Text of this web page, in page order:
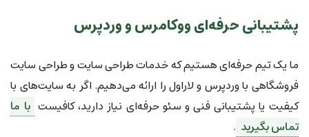
پشتیبانی حرفه‌ای ووکامرس و وردپرس
ما یک تیم حرفه‌ای هستیم که خدمات طراحی سایت و طراحی سایت
فروشگاهی با وردپرس و لاراول را ارائه می‌دهیم. اگر به سایت‌های با
کیفیت یا پشتیبانی فنی و سئو حرفه‌ای نیاز دارید، کافیست با ما
تماس بگیرید .